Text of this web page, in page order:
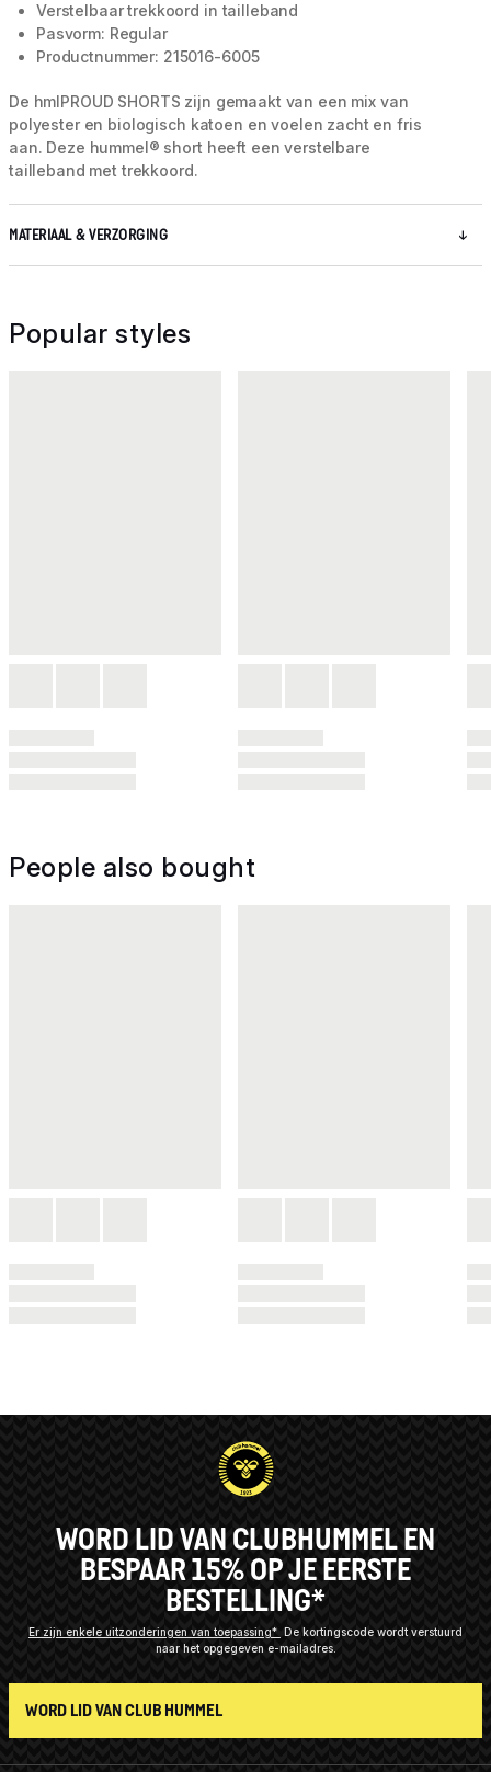
Verstelbaar trekkoord in tailleband
Pasvorm: Regular
Productnummer: 215016-6005
De hmlPROUD SHORTS zijn gemaakt van een mix van
polyester en biologisch katoen en voelen zacht en fris
aan. Deze hummel® short heeft een verstelbare
tailleband met trekkoord.
MATERIAAL & VERZORGING
Popular styles
People also bought
WORD LID VAN CLUBHUMMEL EN
BESPAAR 15% OP JE EERSTE
BESTELLING*
Er zijn enkele uitzonderingen van toepassing* De kortingscode wordt verstuurd
naar het opgegeven e-mailadres.
WORD LID VAN CLUB HUMMEL